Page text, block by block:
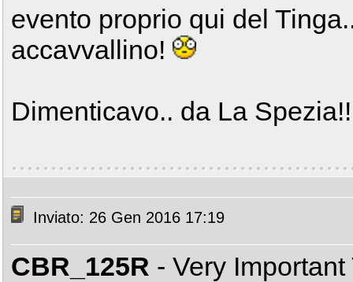
evento proprio qui del
accavvallino!
Dimenticavo.. da La
Inviato: 26 Gen 2016 17:19
CBR_125R - Very